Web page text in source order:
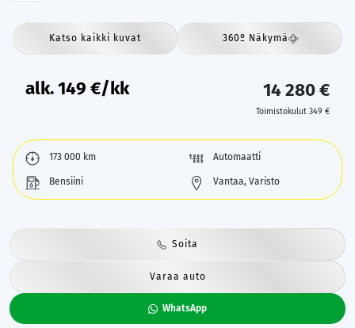
Katso kaikki kuvat 360º Näkymä
alk.149 €/kk 14 280 €
Toimistokulut 349 €
173 000 km Automaatti
Bensiini Vantaa, Varisto
Soita
Varaa auto
WhatsApp